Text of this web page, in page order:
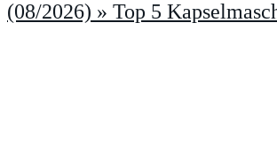
(08/2026) » Top 5